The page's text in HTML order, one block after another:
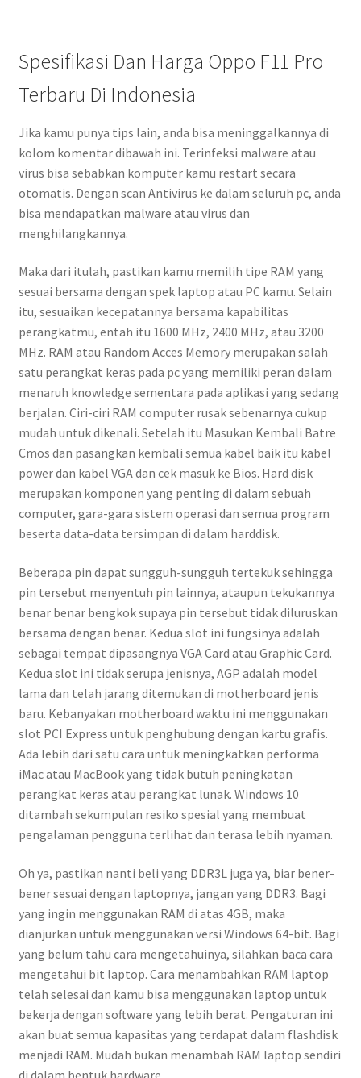
Spesifikasi Dan Harga Oppo F11 Pro
Terbaru Di Indonesia
Jika kamu punya tips lain, anda bisa meninggalkannya di
kolom komentar dibawah ini. Terinfeksi malware atau
virus bisa sebabkan komputer kamu restart secara
otomatis. Dengan scan Antivirus ke dalam seluruh pc, anda
bisa mendapatkan malware atau virus dan
menghilangkannya.
Maka dari itulah, pastikan kamu memilih tipe RAM yang
sesuai bersama dengan spek laptop atau PC kamu. Selain
itu, sesuaikan kecepatannya bersama kapabilitas
perangkatmu, entah itu 1600 MHz, 2400 MHz, atau 3200
MHz. RAM atau Random Acces Memory merupakan salah
satu perangkat keras pada pc yang memiliki peran dalam
menaruh knowledge sementara pada aplikasi yang sedang
berjalan. Ciri-ciri RAM computer rusak sebenarnya cukup
mudah untuk dikenali. Setelah itu Masukan Kembali Batre
Cmos dan pasangkan kembali semua kabel baik itu kabel
power dan kabel VGA dan cek masuk ke Bios. Hard disk
merupakan komponen yang penting di dalam sebuah
computer, gara-gara sistem operasi dan semua program
beserta data-data tersimpan di dalam harddisk.
Beberapa pin dapat sungguh-sungguh tertekuk sehingga
pin tersebut menyentuh pin lainnya, ataupun tekukannya
benar benar bengkok supaya pin tersebut tidak diluruskan
bersama dengan benar. Kedua slot ini fungsinya adalah
sebagai tempat dipasangnya VGA Card atau Graphic Card.
Kedua slot ini tidak serupa jenisnya, AGP adalah model
lama dan telah jarang ditemukan di motherboard jenis
baru. Kebanyakan motherboard waktu ini menggunakan
slot PCI Express untuk penghubung dengan kartu grafis.
Ada lebih dari satu cara untuk meningkatkan performa
iMac atau MacBook yang tidak butuh peningkatan
perangkat keras atau perangkat lunak. Windows 10
ditambah sekumpulan resiko spesial yang membuat
pengalaman pengguna terlihat dan terasa lebih nyaman.
Oh ya, pastikan nanti beli yang DDR3L juga ya, biar bener-
bener sesuai dengan laptopnya, jangan yang DDR3. Bagi
yang ingin menggunakan RAM di atas 4GB, maka
dianjurkan untuk menggunakan versi Windows 64-bit. Bagi
yang belum tahu cara mengetahuinya, silahkan baca cara
mengetahui bit laptop. Cara menambahkan RAM laptop
telah selesai dan kamu bisa menggunakan laptop untuk
bekerja dengan software yang lebih berat. Pengaturan ini
akan buat semua kapasitas yang terdapat dalam flashdisk
menjadi RAM. Mudah bukan menambah RAM laptop sendiri
di dalam bentuk hardware.